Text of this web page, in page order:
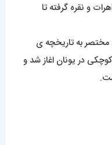
و نقره گرفته تا
مختصر به تاریخچه ی
کوچکی در یونان اغاز شد و